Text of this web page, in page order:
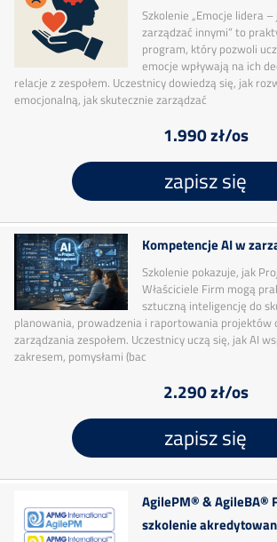
Szkolenie „Emocje lidera
zarządzać innymi” to
program, który pozwoli
emocje wpływają na ich
relacje z zespołem. Uczestnicy dowiedzą się, jak
emocjonalną, jak skutecznie zarządzać
1.990 zł/os
zapisz się
Kompetencje AI w
Szkolenie pokazuje, jak
Właściciele Firm mogą
sztuczną inteligencję do
planowania, prowadzenia i raportowania projektów
zarządzania zespołem. Uczestnicy uczą się, jak AI
zakresem, pomysłami (bac
2.290 zł/os
zapisz się
AgilePM® & AgileBA®
szkolenie